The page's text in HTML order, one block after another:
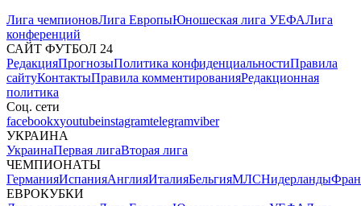
Лига чемпионовЛига ЕвропыЮношеская лига УЕФАЛига
конференций
САЙТ ФУТБОЛ 24
РедакцияПрогнозыПолитика конфиденциальностиПравила
сайтуКонтактыПравила комментированияРедакционная
политика
Соц. сети
facebookxyoutubeinstagramtelegramviber
УКРАИНА
УкраинаПервая лигаВторая лига
ЧЕМПИОНАТЫ
ГерманияИспанияАнглияИталияБельгияМЛСНидерланды
ЕВРОКУБКИ